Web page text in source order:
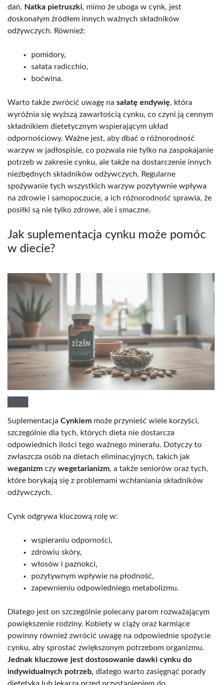
dań. Natka pietruszki, mimo że uboga w cynk, jest
doskonałym źródłem innych ważnych składników
odżywczych. Również:
pomidory,
sałata radicchio,
boćwina.
Warto także zwrócić uwagę na sałatę endywię, która
wyróżnia się wyższą zawartością cynku, co czyni ją cennym
składnikiem dietetycznym wspierającym układ
odpornościowy. Ważne jest, aby dbać o różnorodność
warzyw w jadłospisie, co pozwala nie tylko na zaspokajanie
potrzeb w zakresie cynku, ale także na dostarczenie innych
niezbędnych składników odżywczych. Regularne
spożywanie tych wszystkich warzyw pozytywnie wpływa
na zdrowie i samopoczucie, a ich różnorodność sprawia, że
posiłki są nie tylko zdrowe, ale i smaczne.
Jak suplementacja cynku może pomóc
w diecie?
Suplementacja Cynkiem może przynieść wiele korzyści,
szczególnie dla tych, których dieta nie dostarcza
odpowiednich ilości tego ważnego minerału. Dotyczy to
zwłaszcza osób na dietach eliminacyjnych, takich jak
weganizm czy wegetarianizm, a także seniorów oraz tych,
które borykają się z problemami wchłaniania składników
odżywczych.
Cynk odgrywa kluczową rolę w:
wspieraniu odporności,
zdrowiu skóry,
włosów i paznokci,
pozytywnym wpływie na płodność,
zapewnieniu odpowiedniego metabolizmu.
Dlatego jest on szczególnie polecany parom rozważającym
powiększenie rodziny. Kobiety w ciąży oraz karmiące
powinny również zwrócić uwagę na odpowiednie spożycie
cynku, aby sprostać zwiększonym potrzebom organizmu.
Jednak kluczowe jest dostosowanie dawki cynku do
indywidualnych potrzeb, dlatego warto zasięgnąć porady